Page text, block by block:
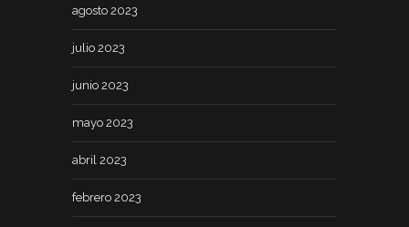
agosto 2023
julio 2023
junio 2023
mayo 2023
abril 2023
febrero 2023